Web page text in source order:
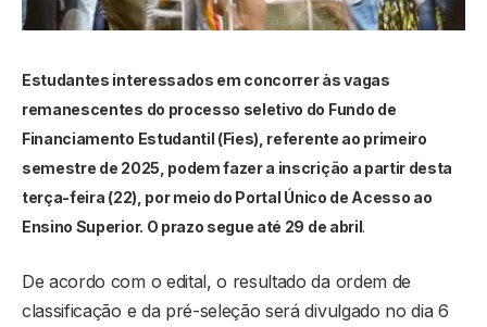
Estudantes interessados em concorrer às vagas
remanescentes do processo seletivo do Fundo de
Financiamento Estudantil (Fies), referente ao primeiro
semestre de 2025, podem fazer a inscrição a partir desta
terça-feira (22), por meio do Portal Único de Acesso ao
Ensino Superior. O prazo segue até 29 de abril.
De acordo com o edital, o resultado da ordem de
classificação e da pré-seleção será divulgado no dia 6